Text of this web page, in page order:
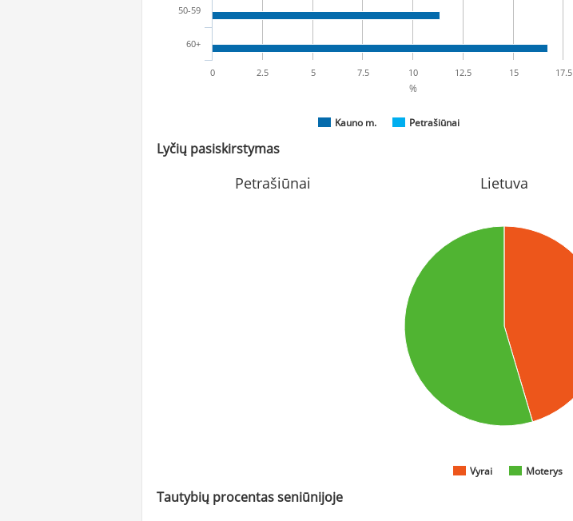
%
Kauno m. Petrašiūnai
50-59
60+
0 10
2.5 5 7.5 12.5 15 17.5
Lyčių pasiskirstymas
Petrašiūnai Lietuva
Vyrai Moterys
Tautybių procentas seniūnijoje